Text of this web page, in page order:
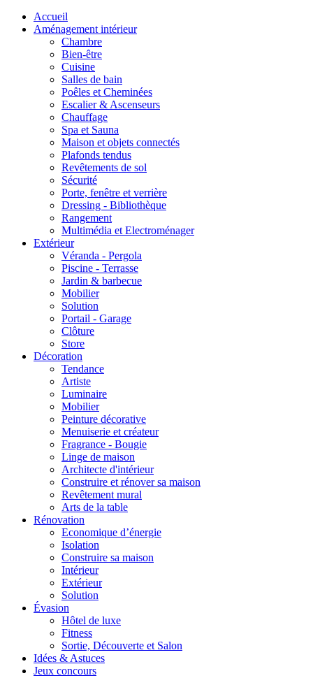
Accueil
Aménagement intérieur
Chambre
Bien-être
Cuisine
Salles de bain
Poêles et Cheminées
Escalier & Ascenseurs
Chauffage
Spa et Sauna
Maison et objets connectés
Plafonds tendus
Revêtements de sol
Sécurité
Porte, fenêtre et verrière
Dressing - Bibliothèque
Rangement
Multimédia et Electroménager
Extérieur
Véranda - Pergola
Piscine - Terrasse
Jardin & barbecue
Mobilier
Solution
Portail - Garage
Clôture
Store
Décoration
Tendance
Artiste
Luminaire
Mobilier
Peinture décorative
Menuiserie et créateur
Fragrance - Bougie
Linge de maison
Architecte d'intérieur
Construire et rénover sa maison
Revêtement mural
Arts de la table
Rénovation
Economique d’énergie
Isolation
Construire sa maison
Intérieur
Extérieur
Solution
Évasion
Hôtel de luxe
Fitness
Sortie, Découverte et Salon
Idées & Astuces
Jeux concours